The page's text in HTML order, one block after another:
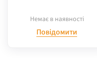
Немає в наявності
Повідомити